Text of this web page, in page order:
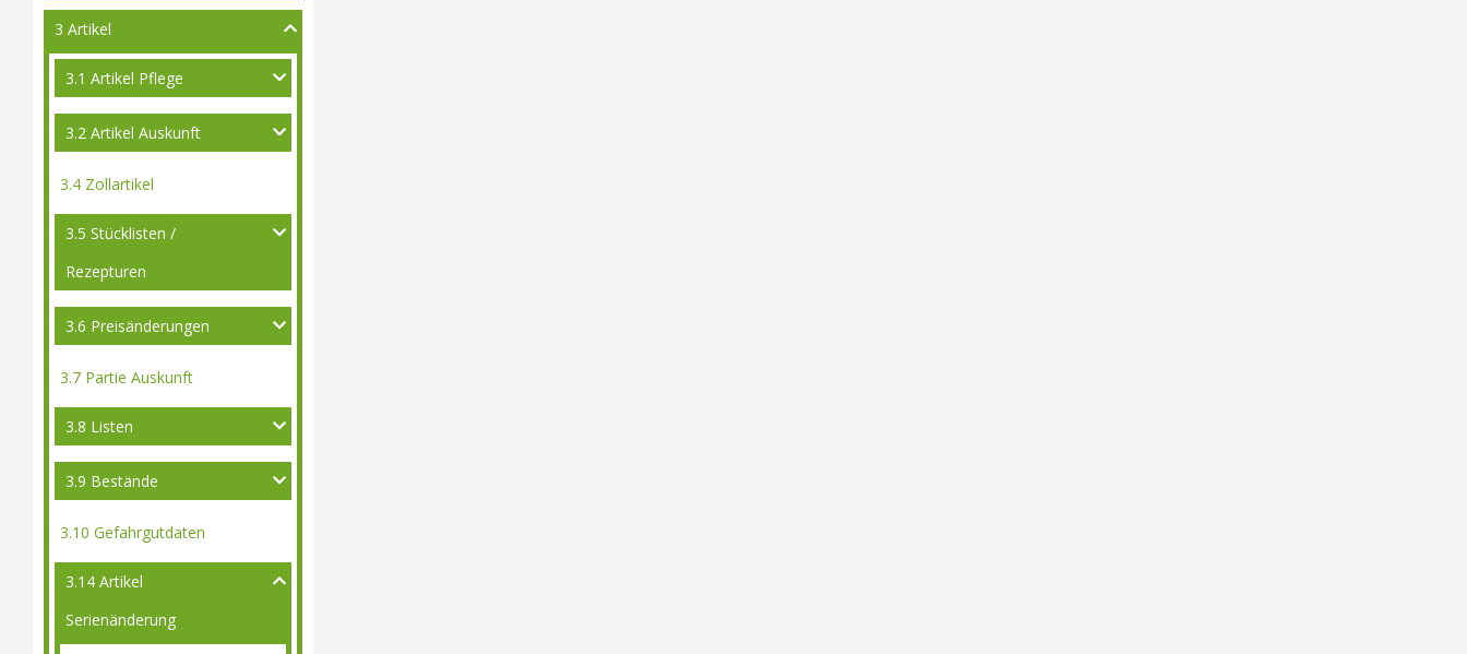
3 Artikel
3.1 Artikel Pflege
3.2 Artikel Auskunft
3.4 Zollartikel
3.5 Stücklisten /
Rezepturen
3.6 Preisänderungen
3.7 Partie Auskunft
3.8 Listen
3.9 Bestände
3.10 Gefahrgutdaten
3.14 Artikel
Serienänderung